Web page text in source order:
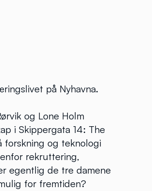
på Nyhavna.
og Lone Holm
i Skippergata 14: The
forskning og teknologi
rekruttering,
egentlig de tre damene
for fremtiden?